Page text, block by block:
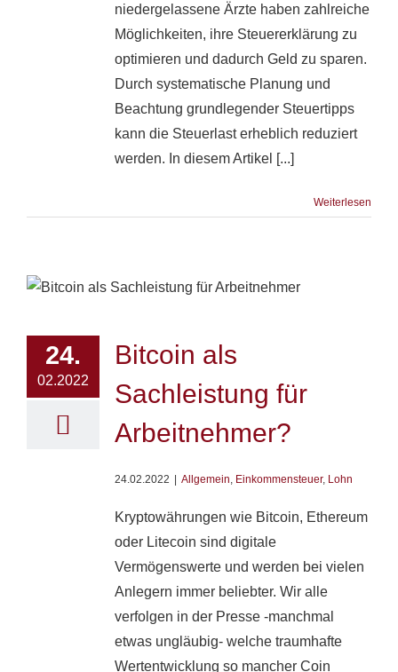
niedergelassene Ärzte haben zahlreiche
Möglichkeiten, ihre Steuererklärung zu
optimieren und dadurch Geld zu sparen.
Durch systematische Planung und
Beachtung grundlegender Steuertipps
kann die Steuerlast erheblich reduziert
werden. In diesem Artikel [...]
Weiterlesen
24.
02.2022
Bitcoin als
Sachleistung für
Arbeitnehmer?
24.02.2022 | Allgemein Einkommensteuer, Lohn
Kryptowährungen wie Bitcoin, Ethereum
oder Litecoin sind digitale
Vermögenswerte und werden bei vielen
Anlegern immer beliebter. Wir alle
verfolgen in der Presse -manchmal
etwas ungläubig- welche traumhafte
Wertentwicklung so mancher Coin